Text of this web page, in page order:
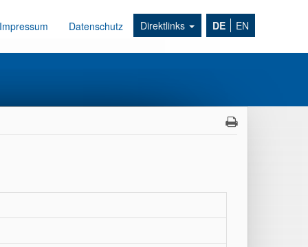
Impressum Datenschutz Direktlinks DE EN